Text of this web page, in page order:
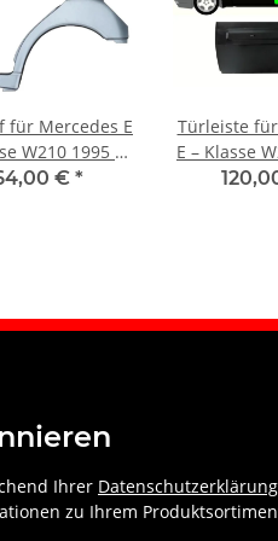
für Mercedes E
W210 1995 –
links
€ *
Türleiste
E – Klasse
2003
Ihrer Datenschutzerklärung
zu Ihrem